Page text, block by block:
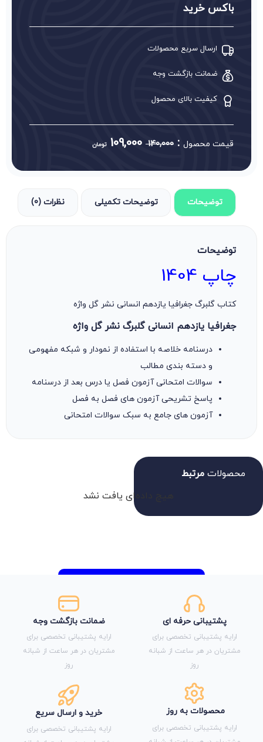
باکس خرید
ارسال سریع محصولات
ضمانت بازگشت وجه
کیفیت بالای محصول
قیمت محصول :
140,000
109,000 تومان
توضیحات توضیحات تکمیلی نظرات (0)
توضیحات
چاپ 1404
کتاب گلبرگ جغرافیا یازدهم انسانی نشر گل واژه
جغرافیا یازدهم انسانی گلبرگ نشر گل واژه
درسنامه خلاصه با استفاده از نمودار و شبکه مفهومی
و دسته بندی مطالب
سوالات امتحانی آزمون فصل یا درس بعد از درسنامه
پاسخ تشریحی آزمون های فصل به فصل
آزمون های جامع به سبک سوالات امتحانی
محصولات مرتبط
هیچ داده‌ای یافت نشد
پشتیبانی حرفه ای
ارایه پشتیبانی تخصصی برای
مشتریان در هر ساعت از شبانه
روز
ضمانت بازگشت وجه
ارایه پشتیبانی تخصصی برای
مشتریان در هر ساعت از شبانه
روز
محصولات به روز
ارایه پشتیبانی تخصصی برای
خرید و ارسال سریع
ارایه پشتیبانی تخصصی برای